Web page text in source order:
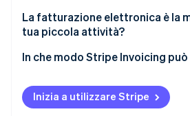
La fatturazione elettronica è la
tua piccola attività?
In che modo Stripe Invoicing può
Inizia a utilizzare Stripe